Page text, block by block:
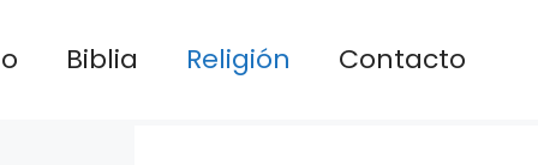
Biblia Religión Contacto